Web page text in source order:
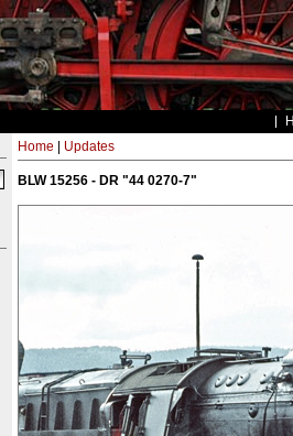
Home Updates
BLW 15256 - DR "44 0270-7"